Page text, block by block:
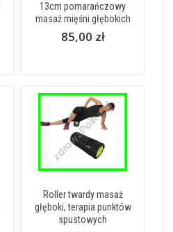
13cm pomarańczowy
masaż mięśni głębokich
85,00 zł
Roller twardy masaż
głęboki, terapia punktów
spustowych